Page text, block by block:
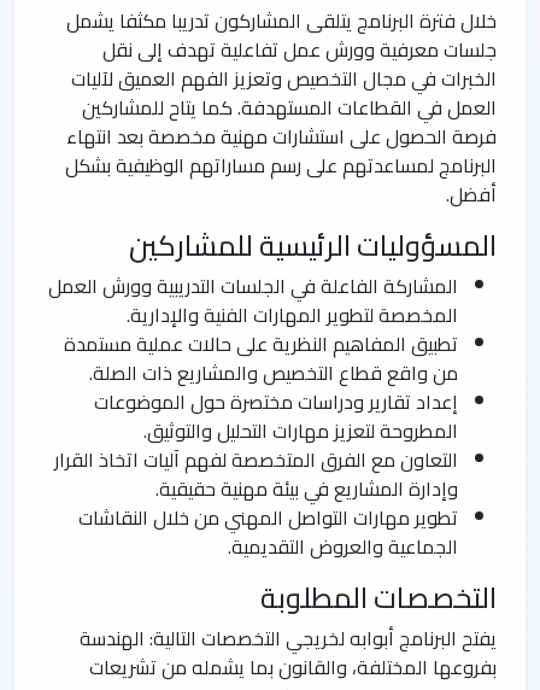
خلال فترة البرنامج يتلقى المشاركون تدريبا مكثفا يشمل
جلسات معرفية وورش عمل تفاعلية تهدف إلى نقل
الخبرات في مجال التخصيص وتعزيز الفهم العميق لآليات
العمل في القطاعات المستهدفة. كما يتاح للمشاركين
فرصة الحصول على استشارات مهنية مخصصة بعد انتهاء
البرنامج لمساعدتهم على رسم مساراتهم الوظيفية بشكل
أفضل.
المسؤوليات الرئيسية للمشاركين
المشاركة الفاعلة في الجلسات التدريبية وورش العمل
المخصصة لتطوير المهارات الفنية والإدارية.
تطبيق المفاهيم النظرية على حالات عملية مستمدة
من واقع قطاع التخصيص والمشاريع ذات الصلة.
إعداد تقارير ودراسات مختصرة حول الموضوعات
المطروحة لتعزيز مهارات التحليل والتوثيق.
التعاون مع الفرق المتخصصة لفهم آليات اتخاذ القرار
وإدارة المشاريع في بيئة مهنية حقيقية.
تطوير مهارات التواصل المهني من خلال النقاشات
الجماعية والعروض التقديمية.
التخصصات المطلوبة
يفتح البرنامج أبوابه لخريجي التخصصات التالية: الهندسة
بفروعها المختلفة، والقانون بما يشمله من تشريعات